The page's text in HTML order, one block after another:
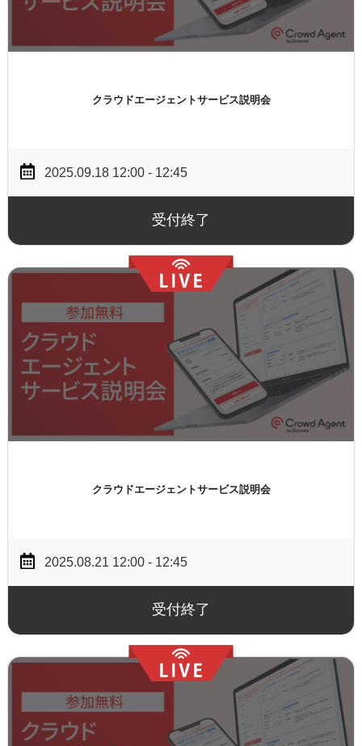
クラウドエージェントサービス説明会
2025.09.18 12:00 - 12:45
受付終了
クラウドエージェントサービス説明会
2025.08.21 12:00 - 12:45
受付終了